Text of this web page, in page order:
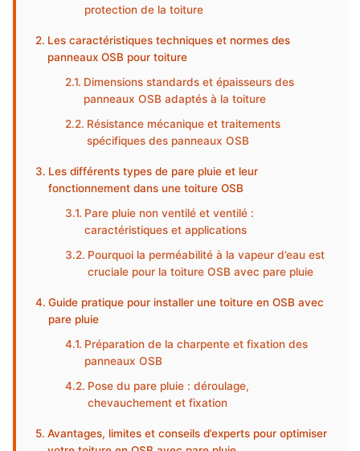
protection de la toiture
Les caractéristiques techniques et normes des
panneaux OSB pour toiture
Dimensions standards et épaisseurs des
panneaux OSB adaptés à la toiture
Résistance mécanique et traitements
spécifiques des panneaux OSB
Les différents types de pare pluie et leur
fonctionnement dans une toiture OSB
Pare pluie non ventilé et ventilé :
caractéristiques et applications
Pourquoi la perméabilité à la vapeur d’eau est
cruciale pour la toiture OSB avec pare pluie
Guide pratique pour installer une toiture en OSB avec
pare pluie
Préparation de la charpente et fixation des
panneaux OSB
Pose du pare pluie : déroulage,
chevauchement et fixation
Avantages, limites et conseils d’experts pour optimiser